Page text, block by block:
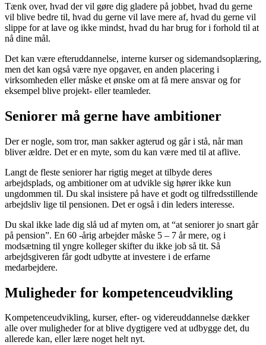
Tænk over, hvad der vil gøre dig gladere på jobbet, hvad du gerne
vil blive bedre til, hvad du gerne vil lave mere af, hvad du gerne vil
slippe for at lave og ikke mindst, hvad du har brug for i forhold til at
nå dine mål.
Det kan være efteruddannelse, interne kurser og sidemandsoplæring,
men det kan også være nye opgaver, en anden placering i
virksomheden eller måske et ønske om at få mere ansvar og for
eksempel blive projekt- eller teamleder.
Seniorer må gerne have ambitioner
Der er nogle, som tror, man sakker agterud og går i stå, når man
bliver ældre. Det er en myte, som du kan være med til at aflive.
Langt de fleste seniorer har rigtig meget at tilbyde deres
arbejdsplads, og ambitioner om at udvikle sig hører ikke kun
ungdommen til. Du skal insistere på have et godt og tilfredsstillende
arbejdsliv lige til pensionen. Det er også i din leders interesse.
Du skal ikke lade dig slå ud af myten om, at “at seniorer jo snart går
på pension”. En 60 -årig arbejder måske 5 – 7 år mere, og i
modsætning til yngre kolleger skifter du ikke job så tit. Så
arbejdsgiveren får godt udbytte at investere i de erfarne
medarbejdere.
Muligheder for kompetenceudvikling
Kompetenceudvikling, kurser, efter- og videreuddannelse dækker
alle over muligheder for at blive dygtigere ved at udbygge det, du
allerede kan, eller lære noget helt nyt.